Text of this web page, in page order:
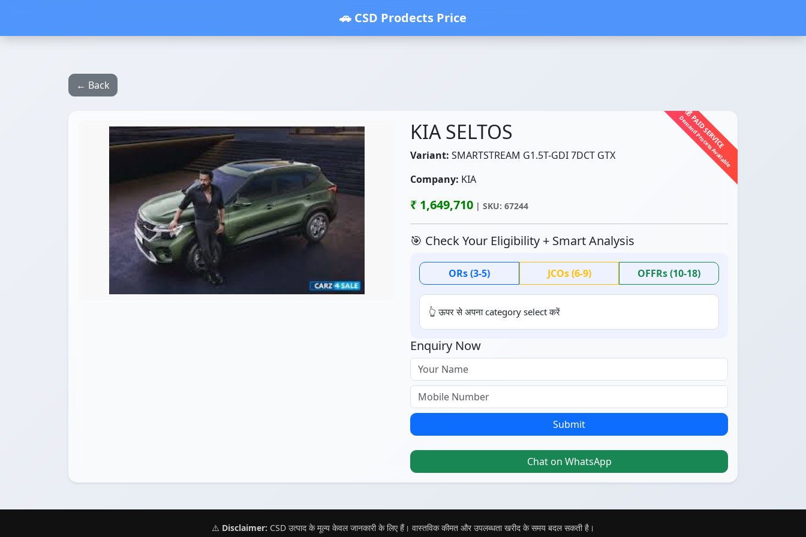
🚗 CSD Prodects Price
← Back
💰 PAID SERVICE
Demand Process Available
KIA SELTOS
Variant: SMARTSTREAM G1.5T-GDI 7DCT GTX
Company: KIA
₹ 1,649,710 | SKU: 67244
🎯 Check Your Eligibility + Smart Analysis
ORs (3-5) JCOs (6-9) OFFRs (10-18)
👆 ऊपर से अपना category select करें
Enquiry Now
Submit
Chat on WhatsApp
⚠️ Disclaimer: CSD उत्पाद के मूल्य केवल जानकारी के लिए हैं। वास्तविक कीमत और उपलब्धता खरीद के समय बदल सकती है।